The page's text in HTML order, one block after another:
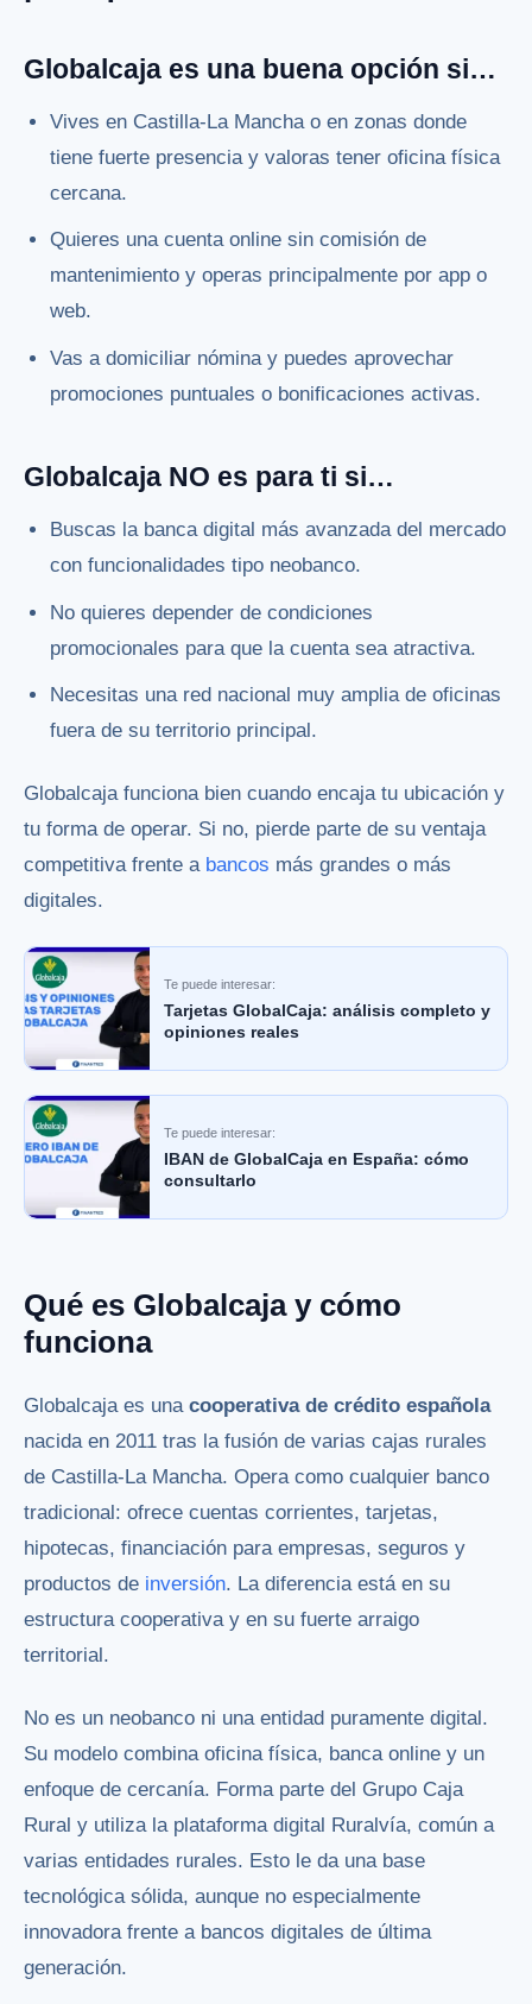
Globalcaja es una buena opción si…
Vives en Castilla-La Mancha o en zonas donde
tiene fuerte presencia y valoras tener oficina física
cercana.
Quieres una cuenta online sin comisión de
mantenimiento y operas principalmente por app o
web.
Vas a domiciliar nómina y puedes aprovechar
promociones puntuales o bonificaciones activas.
Globalcaja NO es para ti si…
Buscas la banca digital más avanzada del mercado
con funcionalidades tipo neobanco.
No quieres depender de condiciones
promocionales para que la cuenta sea atractiva.
Necesitas una red nacional muy amplia de oficinas
fuera de su territorio principal.
Globalcaja funciona bien cuando encaja tu ubicación y
tu forma de operar. Si no, pierde parte de su ventaja
competitiva frente a bancos más grandes o más
digitales.
Te puede interesar:
Tarjetas GlobalCaja: análisis completo y
opiniones reales
Te puede interesar:
IBAN de GlobalCaja en España: cómo
consultarlo
Qué es Globalcaja y cómo
funciona
Globalcaja es una cooperativa de crédito española
nacida en 2011 tras la fusión de varias cajas rurales
de Castilla-La Mancha. Opera como cualquier banco
tradicional: ofrece cuentas corrientes, tarjetas,
hipotecas, financiación para empresas, seguros y
productos de inversión. La diferencia está en su
estructura cooperativa y en su fuerte arraigo
territorial.
No es un neobanco ni una entidad puramente digital.
Su modelo combina oficina física, banca online y un
enfoque de cercanía. Forma parte del Grupo Caja
Rural y utiliza la plataforma digital Ruralvía, común a
varias entidades rurales. Esto le da una base
tecnológica sólida, aunque no especialmente
innovadora frente a bancos digitales de última
generación.